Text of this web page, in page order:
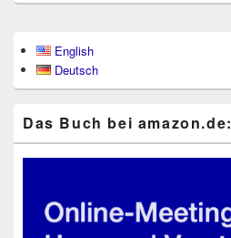
Seitenleisten-
Widgetbereich
English
Deutsch
Das Buch bei ama​zon​.de: